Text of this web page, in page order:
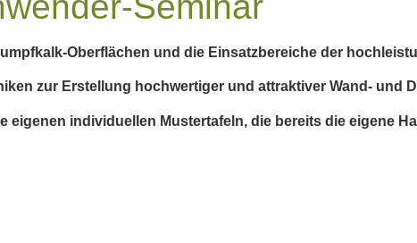
Oberflächen und die Einsatzbereiche der
zur Erstellung hochwertiger und attraktiver Wand- und
eigenen individuellen Mustertafeln, die bereits die eigene